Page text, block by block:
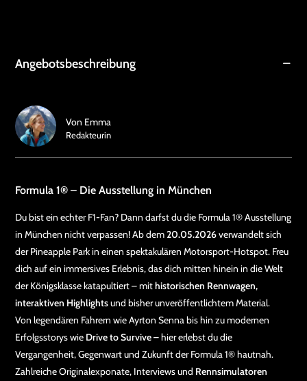
Angebotsbeschreibung
Formula 1® – Die Ausstellung in München
Du bist ein echter F1-Fan? Dann darfst du die Formula 1® Ausstellung
in München nicht verpassen! Ab dem20.05.2026verwandelt sich
der Pineapple Park in einen spektakulären Motorsport-Hotspot. Freu
dich auf ein immersives Erlebnis, das dich mitten hinein in die Welt
der Königsklasse katapultiert – mithistorischen Rennwagen,
interaktiven Highlightsund bisher unveröffentlichtem Material.
Von legendären Fahrern wie Ayrton Senna bis hin zu modernen
Erfolgsstorys wie Drive to Survive– hier erlebst du die
Vergangenheit, Gegenwart und Zukunft der Formula 1® hautnah.
Zahlreiche Originalexponate, Interviews und Rennsimulatoren
Von Emma
Redakteurin